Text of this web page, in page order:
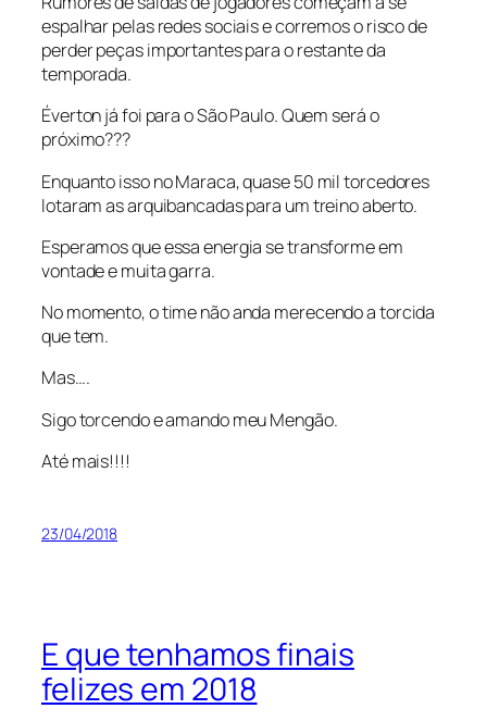
espalhar pelas redes sociais e corremos o risco de
perder peças importantes para o restante da
temporada.
Éverton já foi para o São Paulo. Quem será o
próximo???
Enquanto isso no Maraca, quase 50 mil torcedores
lotaram as arquibancadas para um treino aberto.
Esperamos que essa energia se transforme em
vontade e muita garra.
No momento, o time não anda merecendo a torcida
que tem.
Mas….
Sigo torcendo e amando meu Mengão.
Até mais!!!!
23/04/2018
E que tenhamos finais
felizes em 2018